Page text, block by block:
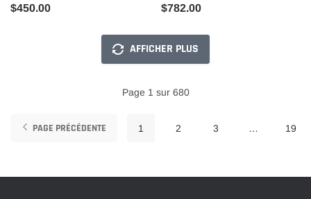
$450.00 $782.00
AFFICHER PLUS
Page 1 sur 680
PAGE PRÉCÉDENTE 1 2 3 … 19